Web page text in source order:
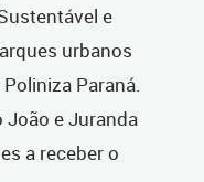
e
urbanos
Paraná.
João e Juranda
a receber o